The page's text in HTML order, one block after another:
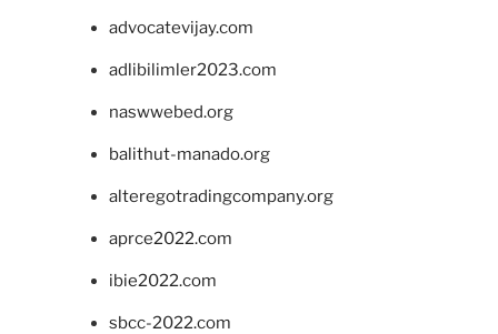
advocatevijay.com
adlibilimler2023.com
naswwebed.org
balithut-manado.org
alteregotradingcompany.org
aprce2022.com
ibie2022.com
sbcc-2022.com